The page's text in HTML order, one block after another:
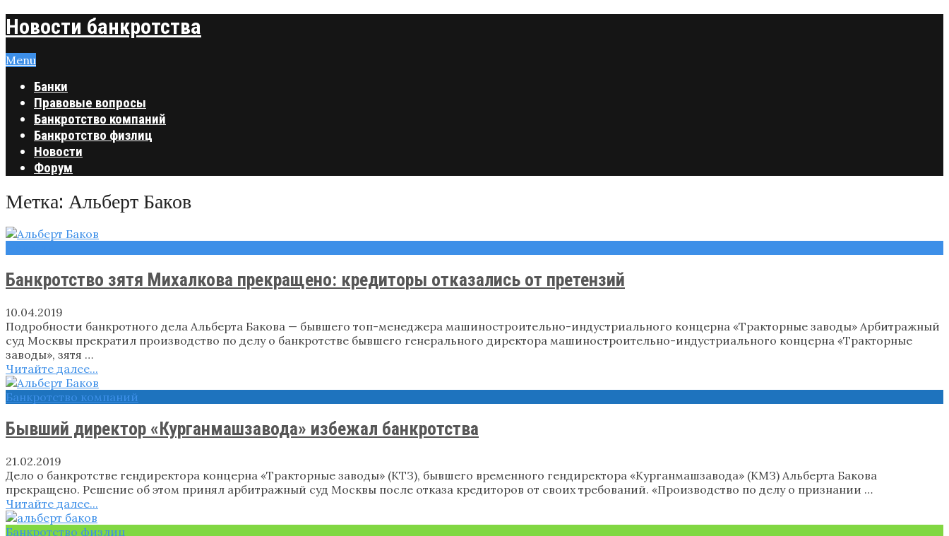
Новости банкротства
Menu
Банки
Правовые вопросы
Банкротство компаний
Банкротство физлиц
Новости
Форум
Метка: Альберт Баков
Банкротство зятя Михалкова прекращено: кредиторы отказались от претензий
10.04.2019
Подробности банкротного дела Альберта Бакова — бывшего топ-менеджера машиностроительно-индустриального концерна «Тракторные заводы» Арбитражный
суд Москвы прекратил производство по делу о банкротстве бывшего генерального директора машиностроительно-индустриального концерна «Тракторные
заводы», зятя …
Читайте далее...
Банкротство компаний
Бывший директор «Курганмашзавода» избежал банкротства
21.02.2019
Дело о банкротстве гендиректора концерна «Тракторные заводы» (КТЗ), бывшего временного гендиректора «Курганмашзавода» (КМЗ) Альберта Бакова
прекращено. Решение об этом принял арбитражный суд Москвы после отказа кредиторов от своих требований. «Производство по делу о признании …
Читайте далее...
Банкротство физлиц